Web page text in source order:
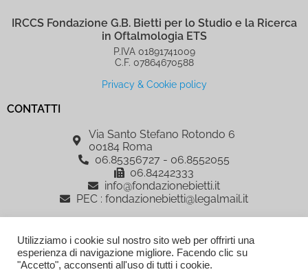
IRCCS Fondazione G.B. Bietti per lo Studio e la Ricerca
in Oftalmologia ETS
P.IVA 01891741009
C.F. 07864670588
Privacy & Cookie policy
CONTATTI
Via Santo Stefano Rotondo 6
00184 Roma
06.85356727 - 06.8552055
06.84242333
info@fondazionebietti.it
PEC : fondazionebietti@legalmail.it
IRCCS Fondazione G.B. Bietti per lo Studio e la Ricerca in Oftalmologia
ETS, è sostenuta dalla Fondazione Roma
AREA RISERVATA
Utilizziamo i cookie sul nostro sito web per offrirti una
esperienza di navigazione migliore. Facendo clic su
"Accetto", acconsenti all'uso di tutti i cookie.